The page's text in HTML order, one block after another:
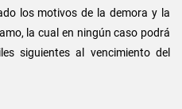
los motivos de la demora y la
la cual en ningún caso podrá
siguientes al vencimiento del